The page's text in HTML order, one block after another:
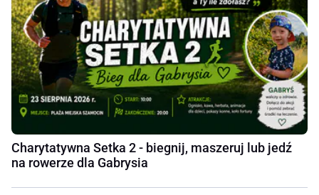
Charytatywna Setka 2 - biegnij, maszeruj lub jedź
na rowerze dla Gabrysia